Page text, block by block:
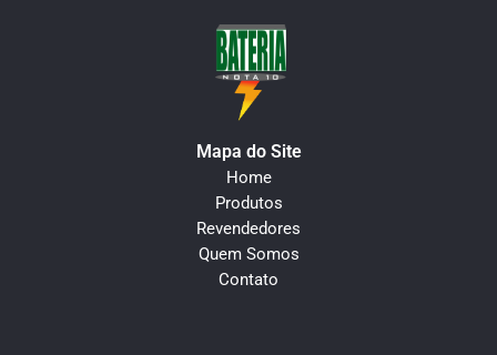
Mapa do Site
Home
Produtos
Revendedores
Quem Somos
Contato